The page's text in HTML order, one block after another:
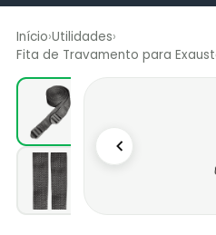
Início›Utilidades›
Fita de Travamento para